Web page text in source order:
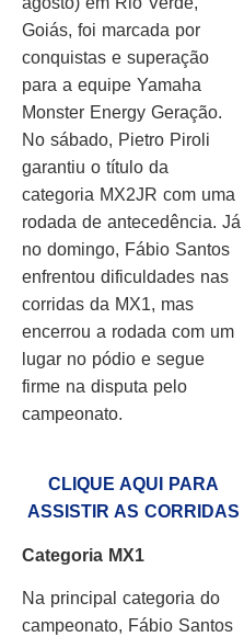
Goiás, foi marcada por
conquistas e superação
para a equipe Yamaha
Monster Energy Geração.
No sábado, Pietro Piroli
garantiu o título da
categoria MX2JR com uma
rodada de antecedência. Já
no domingo, Fábio Santos
enfrentou dificuldades nas
corridas da MX1, mas
encerrou a rodada com um
lugar no pódio e segue
firme na disputa pelo
campeonato.
CLIQUE AQUI PARA
ASSISTIR AS CORRIDAS
Categoria MX1
Na principal categoria do
campeonato, Fábio Santos